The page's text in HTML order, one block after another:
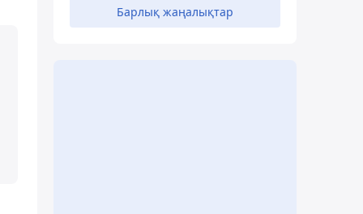
Барлық жаңалықтар